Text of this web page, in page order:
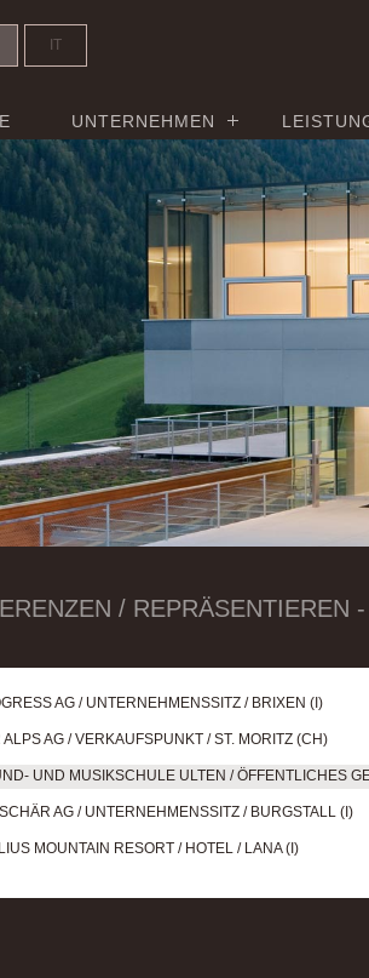
IT
UNTERNEHMEN
- Header Slider -
/
AG / UNTERNEHMENSSITZ / BRIXEN (I)
ALPS AG / VERKAUFSPUNKT / ST. MORITZ (CH)
UND MUSIKSCHULE ULTEN / ÖFFENTLICHES
AG / UNTERNEHMENSSITZ / BURGSTALL (I)
MOUNTAIN RESORT / HOTEL / LANA (I)